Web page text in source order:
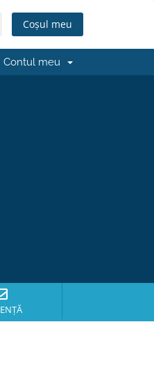
Coșul meu
Contul meu